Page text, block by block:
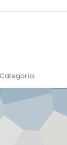
Categoría: